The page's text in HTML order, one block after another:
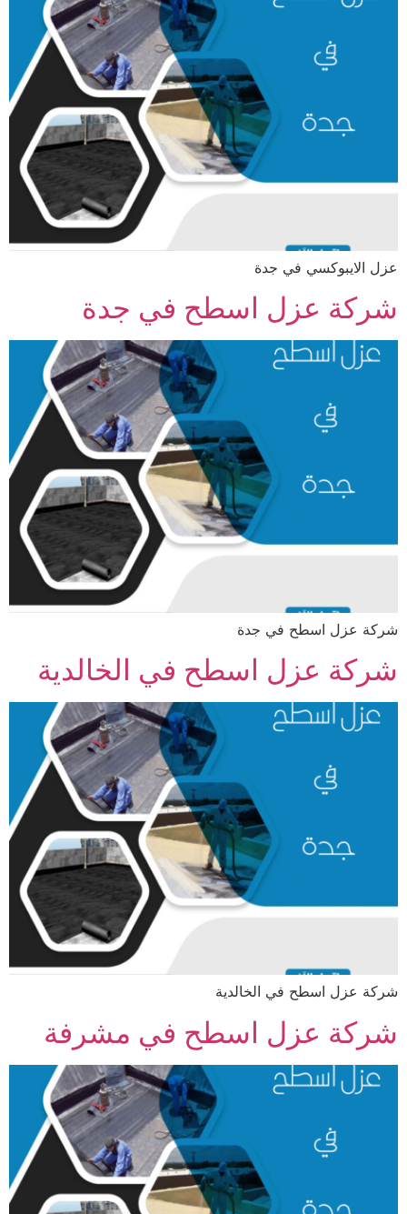
عزل الايبوكسي في جدة
شركة عزل اسطح في جدة
شركة عزل اسطح في جدة
شركة عزل اسطح في الخالدية
شركة عزل اسطح في الخالدية
شركة عزل اسطح في مشرفة